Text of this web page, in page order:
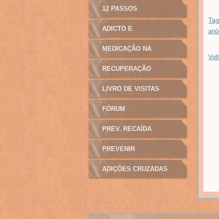
12 PASSOS
ADICTO E
MANIPULAÇÃO
MEDICAÇÃO NA
ADICÇÃO
RECUPERAÇÃO
LIVRO DE VISITAS
FÓRUM
PREV. RECAÍDA
PREVENIR
ADIÇÕES CRUZADAS